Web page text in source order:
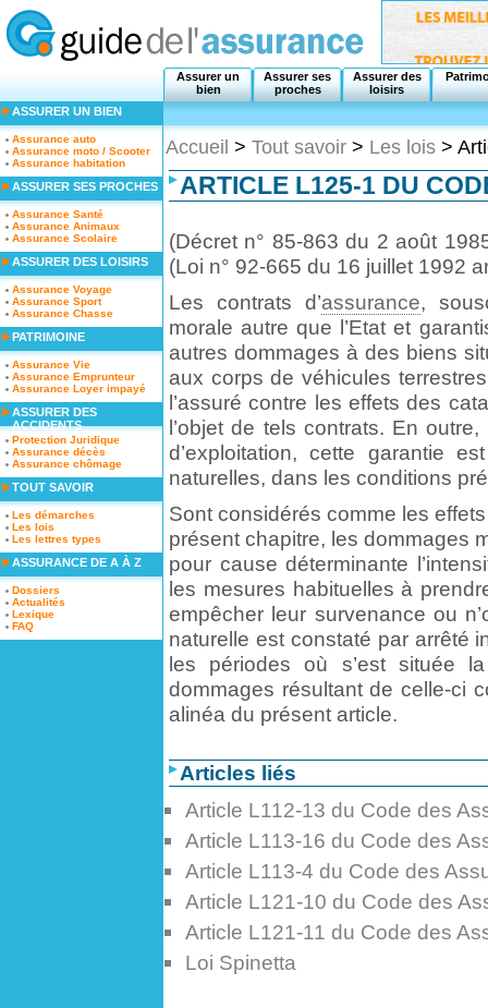
Assurer un
bien
Assurer ses
proches
Assurer des
loisirs
Accueil > Tout savoir > Les lois >
ARTICLE L125-1 DU
(Décret n° 85-863 du 2 août
(Loi n° 92-665 du 16 juillet 1992
Les contrats d’assurance,
morale autre que l’Etat et
autres dommages à des biens
aux corps de véhicules
l’assuré contre les effets des
l’objet de tels contrats. En
d’exploitation, cette garantie
naturelles, dans les conditions
Sont considérés comme les
présent chapitre, les dommages
pour cause déterminante
les mesures habituelles à
empêcher leur survenance ou
naturelle est constaté par arrêté
les périodes où s’est située
dommages résultant de celle-ci
alinéa du présent article.
Articles liés
Article L112-13 du Code des
Article L113-16 du Code des
Article L113-4 du Code des
Article L121-10 du Code des
Article L121-11 du Code des
Loi Spinetta
ASSURER UN BIEN
Assurance auto
Assurance moto / Scooter
Assurance habitation
ASSURER SES PROCHES
Assurance Santé
Assurance Animaux
Assurance Scolaire
ASSURER DES LOISIRS
Assurance Voyage
Assurance Sport
Assurance Chasse
PATRIMOINE
Assurance Vie
Assurance Emprunteur
Assurance Loyer impayé
ASSURER DES
ACCIDENTS
Protection Juridique
Assurance décès
Assurance chômage
TOUT SAVOIR
Les démarches
Les lois
Les lettres types
ASSURANCE DE A À Z
Dossiers
Actualités
Lexique
FAQ